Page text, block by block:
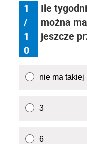
1
/
1
0
Ile
można
jeszcze
nie ma takiej
3
6